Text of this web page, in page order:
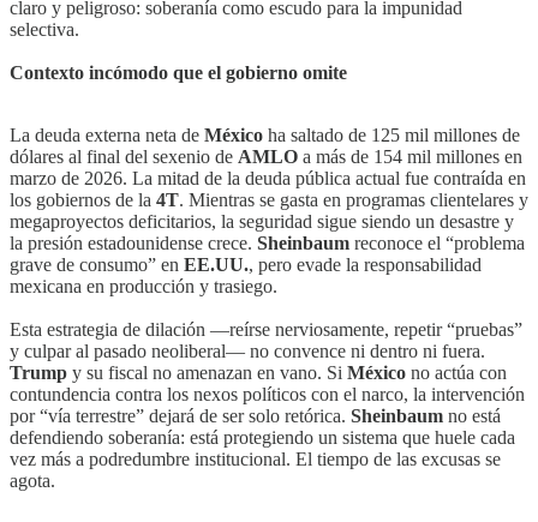
claro y peligroso: soberanía como escudo para la impunidad
selectiva.
Contexto incómodo que el gobierno omite
La deuda externa neta de México ha saltado de 125 mil millones de
dólares al final del sexenio de AMLO a más de 154 mil millones en
marzo de 2026. La mitad de la deuda pública actual fue contraída en
los gobiernos de la 4T. Mientras se gasta en programas clientelares y
megaproyectos deficitarios, la seguridad sigue siendo un desastre y
la presión estadounidense crece. Sheinbaum reconoce el “problema
grave de consumo” en EE.UU., pero evade la responsabilidad
mexicana en producción y trasiego.
Esta estrategia de dilación —reírse nerviosamente, repetir “pruebas”
y culpar al pasado neoliberal— no convence ni dentro ni fuera.
Trump y su fiscal no amenazan en vano. Si México no actúa con
contundencia contra los nexos políticos con el narco, la intervención
por “vía terrestre” dejará de ser solo retórica. Sheinbaum no está
defendiendo soberanía: está protegiendo un sistema que huele cada
vez más a podredumbre institucional. El tiempo de las excusas se
agota.